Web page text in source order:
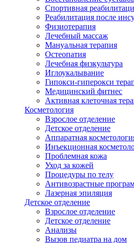
Спортивная
Реабилитация после
Физиотерапия
Лечебный массаж
Мануальная терапия
Остеопатия
Лечебная физкультура
Иглоукалывание
Гипокси-гиперокси
Медицинский фитнес
Активная клеточная
Косметология
Взрослое отделение
Детское отделение
Аппаратная
Инъекционная
Проблемная кожа
Уход за кожей
Процедуры по телу
Антивозрастные
Лазерная эпиляция
Детское отделение
Взрослое отделение
Детское отделение
Анализы
Вызов педиатра на дом